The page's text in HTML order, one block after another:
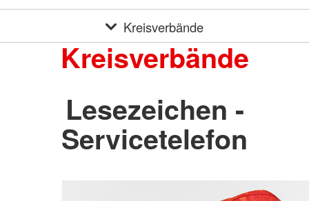
Kreisverbände
Kreisverbände
Lesezeichen -
Servicetelefon